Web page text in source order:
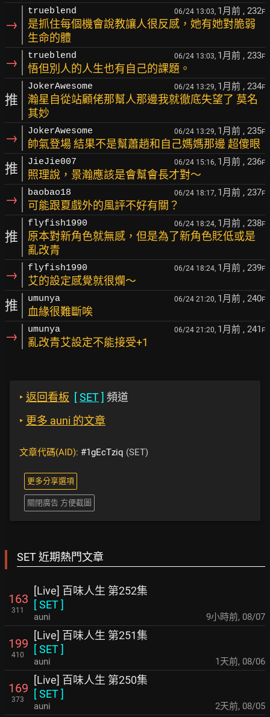
→
trueblend 06/24 13:03, 1月前 , 232F
是抓住每個機會說教讓人很反感，她有她對脆弱
生命的體
→ trueblend 06/24 13:03, 1月前 , 233F
悟但別人的人生也有自己的課題。
推
JokerAwesome 06/24 13:29, 1月前 , 234F
瀚星自從站顧佬那幫人那邊我就徹底失望了 莫名
其妙
→ JokerAwesome 06/24 13:29, 1月前 , 235F
帥氣登場 結果不是幫蕭趙和自己媽媽那邊 超傻眼
推 JieJie007 06/24 15:16, 1月前 , 236F
照理說，景瀚應該是會幫會長才對～
→ baobao18 06/24 18:17, 1月前 , 237F
可能跟夏戲外的風評不好有關？
推
flyfish1990 06/24 18:24, 1月前 , 238F
原本對新角色就無感，但是為了新角色貶低或是
亂改青
→ flyfish1990 06/24 18:24, 1月前 , 239F
艾的設定感覺就很爛～
推 umunya 06/24 21:20, 1月前 , 240F
血緣很難斷唉
→ umunya 06/24 21:20, 1月前 , 241 F
亂改青艾設定不能接受+1
‣ 返回看板 [SET] 頻道
‣ 更多 auni 的文章
文章代碼(AID): #1gEcTziq (SET)
更多分享選項
關閉廣告 方便截圖
SET 近期熱門文章
163
311
[Live] 百味人生 第252集
[SET]
auni 9小時前, 08/07
199
410
[Live] 百味人生 第251集
[SET]
auni 1天前, 08/06
169
373
[Live] 百味人生 第250集
[SET]
auni 2天前, 08/05